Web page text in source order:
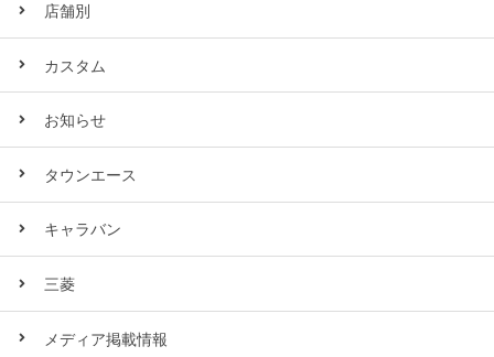
店舗別
カスタム
お知らせ
タウンエース
キャラバン
三菱
メディア掲載情報